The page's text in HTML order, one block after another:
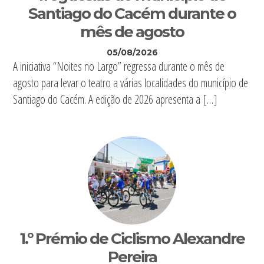
Santiago do Cacém durante o
mês de agosto
05/08/2026
A iniciativa “Noites no Largo” regressa durante o mês de
agosto para levar o teatro a várias localidades do município de
Santiago do Cacém. A edição de 2026 apresenta a […]
1.º Prémio de Ciclismo Alexandre
Pereira